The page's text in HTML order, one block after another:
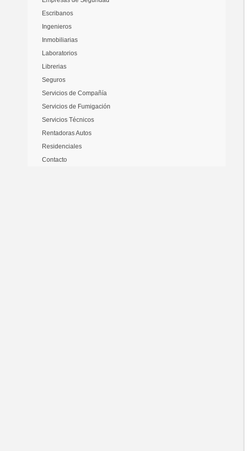
Escribanos
Ingenieros
Inmobiliarias
Laboratorios
Librerias
Seguros
Servicios de Compañía
Servicios de Fumigación
Servicios Técnicos
Rentadoras Autos
Residenciales
Contacto